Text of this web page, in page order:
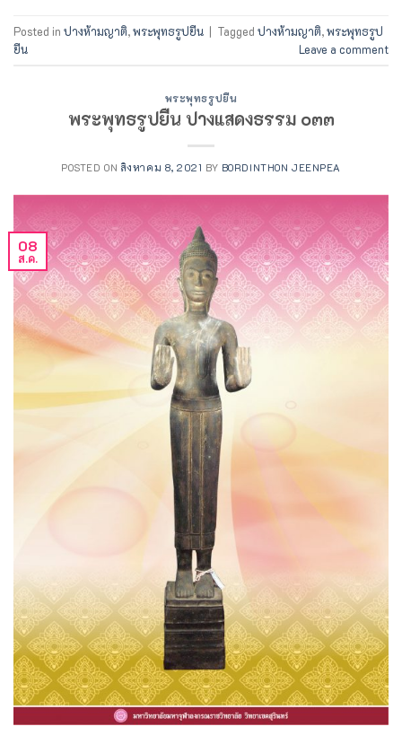
Posted in ปางห้ามญาติ,พระพุทธรูปยืน Tagged ปางห้ามญาติ,พระพุทธรูป
ยืน
Leave a comment
พระพุทธรูปยืน
พระพุทธรูปยืน ปางแสดงธรรม ๐๓๓
POSTED ON สิงหาคม 8, 2021 BY BORDINTHON JEENPEA
08
ส.ค.